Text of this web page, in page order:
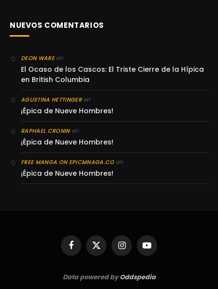
NUEVOS COMENTARIOS
DEON WAREen
El Ocaso de los Cascos: El Triste Cierre de la Hípica
en British Columbia
AGUSTINA HETTINGERen
¡Épica de Nueve Hombres!
RAPHAEL CRONINen
¡Épica de Nueve Hombres!
FREE MANGA ON EPICMNAGA.COen
¡Épica de Nueve Hombres!
Facebook
X
(Twitter)
InstagramYouTube
Data powered byOddspedia